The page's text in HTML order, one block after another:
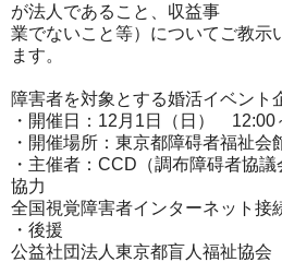
が法人であること、収益事
業でないこと等）についてご教示
ます。
障害者を対象とする婚活イベント
・開催日：12月1日（日） 12:00
・開催場所：東京都障碍者福祉会
・主催者：CCD（調布障碍者協議
協力
全国視覚障害者インターネット接
・後援
公益社団法人東京都盲人福祉協会